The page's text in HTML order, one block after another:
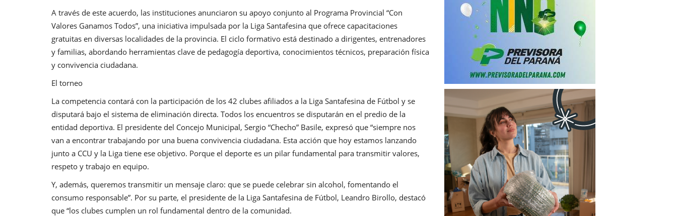
A través de este acuerdo, las instituciones anunciaron su apoyo conjunto al Programa Provincial “Con
Valores Ganamos Todos”, una iniciativa impulsada por la Liga Santafesina que ofrece capacitaciones
gratuitas en diversas localidades de la provincia. El ciclo formativo está destinado a dirigentes, entrenadores
y familias, abordando herramientas clave de pedagogía deportiva, conocimientos técnicos, preparación física
y convivencia ciudadana.
El torneo
La competencia contará con la participación de los 42 clubes afiliados a la Liga Santafesina de Fútbol y se
disputará bajo el sistema de eliminación directa. Todos los encuentros se disputarán en el predio de la
entidad deportiva. El presidente del Concejo Municipal, Sergio “Checho” Basile, expresó que “siempre nos
van a encontrar trabajando por una buena convivencia ciudadana. Esta acción que hoy estamos lanzando
junto a CCU y la Liga tiene ese objetivo. Porque el deporte es un pilar fundamental para transmitir valores,
respeto y trabajo en equipo.
Y, además, queremos transmitir un mensaje claro: que se puede celebrar sin alcohol, fomentando el
consumo responsable”. Por su parte, el presidente de la Liga Santafesina de Fútbol, Leandro Birollo, destacó
que “los clubes cumplen un rol fundamental dentro de la comunidad.